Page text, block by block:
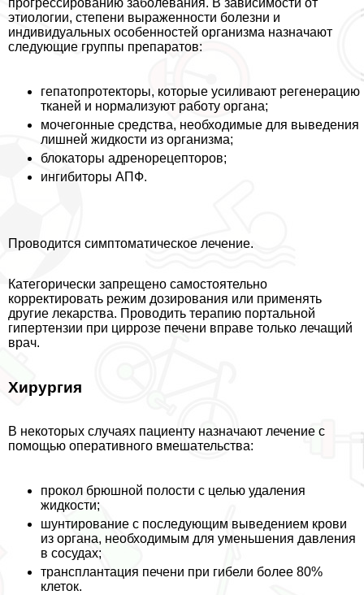
этиологии, степени выраженности болезни и
индивидуальных особенностей организма назначают
следующие группы препаратов:
гепатопротекторы, которые усиливают регенерацию
тканей и нормализуют работу органа;
мочегонные средства, необходимые для выведения
лишней жидкости из организма;
блокаторы адренорецепторов;
ингибиторы АПФ.
Проводится симптоматическое лечение.
Категорически запрещено самостоятельно
корректировать режим дозирования или применять
другие лекарства. Проводить терапию портальной
гипертензии при циррозе печени вправе только лечащий
врач.
Хирургия
В некоторых случаях пациенту назначают лечение с
помощью оперативного вмешательства:
прокол брюшной полости с целью удаления
жидкости;
шунтирование с последующим выведением крови
из органа, необходимым для уменьшения давления
в сосудах;
трaнcплантация печени при гибели более 80%
клеток.